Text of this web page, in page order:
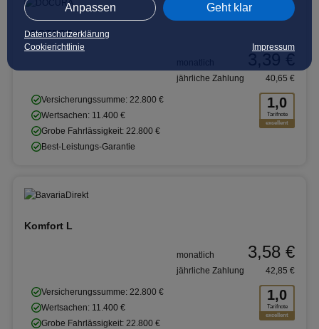
Anpassen Geht klar
Datenschutzerklärung
Cookierichtlinie
Impressum
PROTECT +
1,0
Tarifnote
excellent
Versicherungssumme: 22.800 €
Wertsachen: 11.400 €
Grobe Fahrlässigkeit: 22.800 €
Best-Leistungs-Garantie
jährliche Zahlung 40,65 €
Komfort L
1,0
Tarifnote
excellent
Versicherungssumme: 22.800 €
Wertsachen: 11.400 €
Grobe Fahrlässigkeit: 22.800 €
monatlich 3,58 €
jährliche Zahlung 42,85 €